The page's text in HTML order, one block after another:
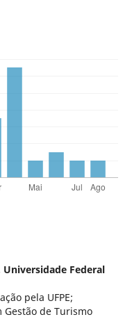
Universidade Federal
pela UFPE;
Gestão de Turismo